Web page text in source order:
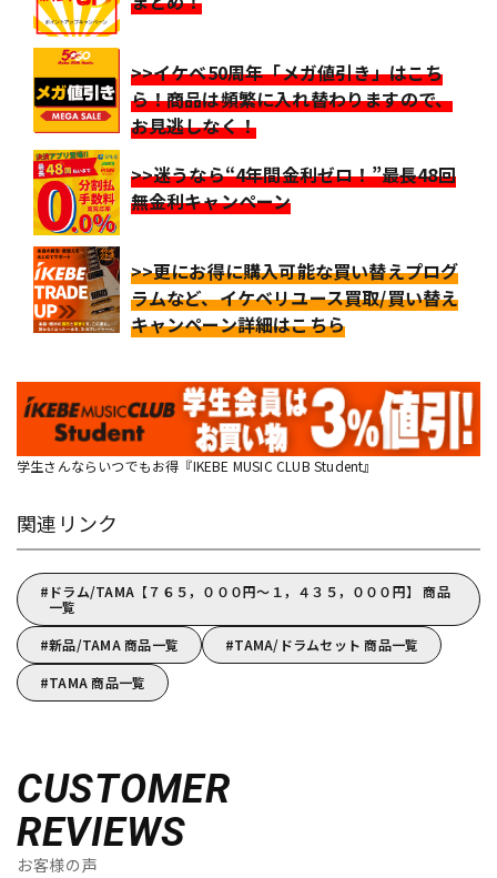
>>イケベ50周年「メガ値引き」はこち
ら！商品は頻繁に入れ替わりますので、
お見逃しなく！
>>迷うなら“4年間金利ゼロ！”最長48回
無金利キャンペーン
>>更にお得に購入可能な買い替えプログ
ラムなど、イケベリユース買取/買い替え
キャンペーン詳細はこちら
学生さんならいつでもお得『IKEBE MUSIC CLUB Student』
関連リンク
ドラム/TAMA【７６５，０００円～１，４３５，０００円】 商品
一覧
新品/TAMA 商品一覧
TAMA/ドラムセット 商品一覧
TAMA 商品一覧
CUSTOMER
REVIEWS
お客様の声